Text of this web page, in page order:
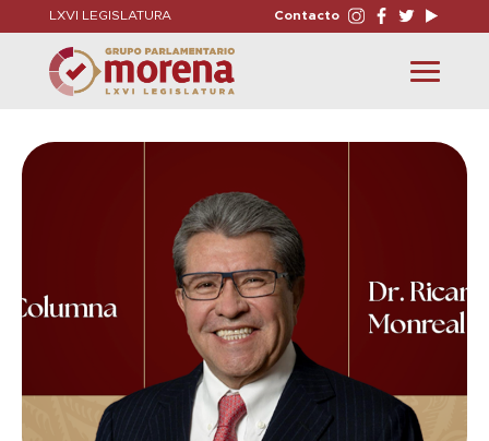
LXVI LEGISLATURA Contacto
Toggle
navigation